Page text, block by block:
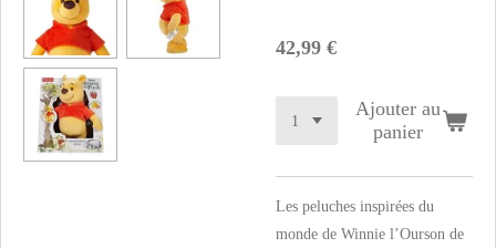
42,99 €
Ajouter au
panier
Les peluches inspirées du
monde de Winnie l’Ourson de